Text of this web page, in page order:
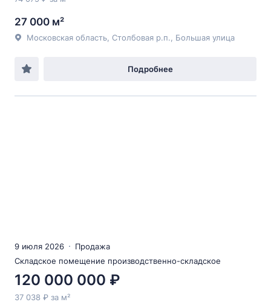
27 000 м²
Московская область, Столбовая р.п., Большая улица
Подробнее
9 июля 2026
Продажа
Складское помещение производственно-складское
120 000 000 ₽
37 038 ₽ за м²